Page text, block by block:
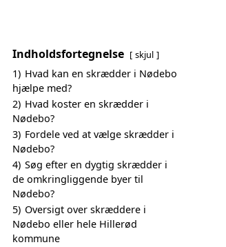
Indholdsfortegnelse skjul
1) Hvad kan en skrædder i Nødebo
hjælpe med?
2) Hvad koster en skrædder i
Nødebo?
3) Fordele ved at vælge skrædder i
Nødebo?
4) Søg efter en dygtig skrædder i
de omkringliggende byer til
Nødebo?
5) Oversigt over skræddere i
Nødebo eller hele Hillerød
kommune